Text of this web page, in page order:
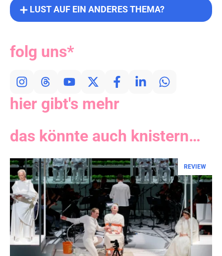
hier gibt's mehr
das könnte auch knistern…
REVIEW
folg uns*
LUST AUF EIN ANDERES THEMA?